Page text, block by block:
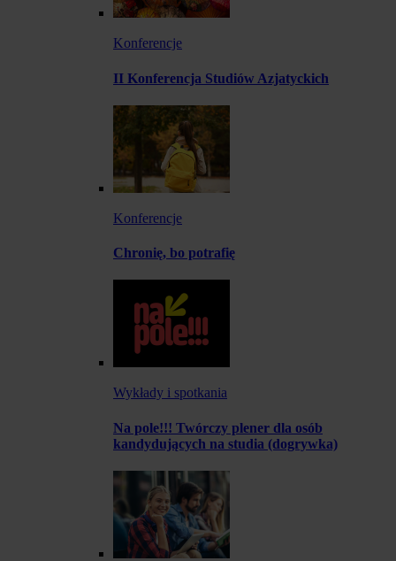
Konferencje
II Konferencja Studiów Azjatyckich
Konferencje
Chronię, bo potrafię
Wykłady i spotkania
Na pole!!! Twórczy plener dla osób
kandydujących na studia (dogrywka)